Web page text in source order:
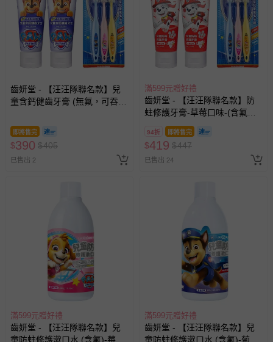
齒妍堂 - 【汪汪隊聯名款】兒
童含鈣健齒牙膏 (無氟，可吞
刷-3入
即將售完
$390 $405
已售出 2
滿599元贈好禮
齒妍堂 - 【汪汪隊聯名款】防
蛀修護牙膏-草莓口味-(含氟，
約為1200ppm)*2+兒童萬毛牙
刷-3入
94折 即將售完
$419 $447
已售出 24
滿599元贈好禮
齒妍堂 - 【汪汪隊聯名款】兒
童防蛀修護漱口水 (含氟)-莓
滿599元贈好禮
齒妍堂 - 【汪汪隊聯名款】兒
童防蛀修護漱口水 (含氟)-葡